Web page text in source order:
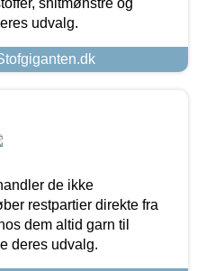
udvalg.
de ikke
restpartier direkte fra
dem altid garn til
deres udvalg.